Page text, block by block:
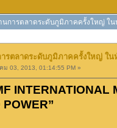
การตลาดระดับภูมิภาคครั้งใหญ่ ใน
ารตลาดระดับภูมิภาคครั้งใหญ่ ใน
ม 03, 2013, 01:14:55 PM »
INTERNATIONAL